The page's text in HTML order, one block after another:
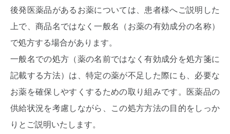
後発医薬品があるお薬については、患者様へご説明した
上で、商品名ではなく一般名（お薬の有効成分の名称）
で処方する場合があります。
一般名での処方（薬の名前ではなく有効成分を処方箋に
記載する方法）は、特定の薬が不足した際にも、必要な
お薬を確保しやすくするための取り組みです。医薬品の
供給状況を考慮しながら、この処方方法の目的をしっか
りとご説明いたします。